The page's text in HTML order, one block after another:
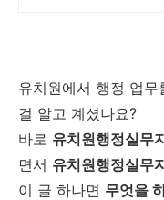
유치원에서 행정 업
걸 알고 계셨나요?
바로 유치원행정실무
면서 유치원행정실무
이 글 하나면 무엇을